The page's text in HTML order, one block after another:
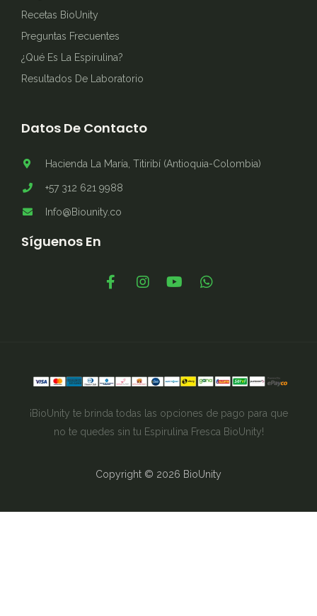
Datos De Contacto
Hacienda La María, Titiribí (Antioquia-Colombia)
+57 312 621 9988
Info@Biounity.co
Síguenos En
Recetas BioUnity
Preguntas Frecuentes
¿Qué Es La Espirulina?
Resultados De Laboratorio
¡BioUnity te brinda todas las opciones de pago para que
no te quedes sin tu Espirulina Fresca BioUnity!
Copyright © 2026 BioUnity